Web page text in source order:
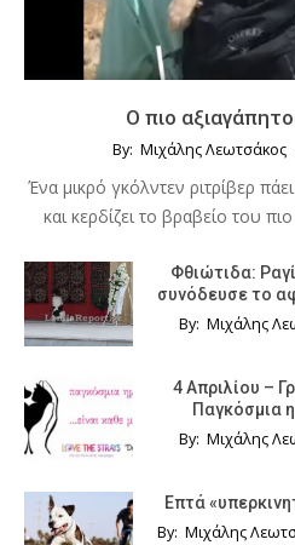
Ο πιο
By: Μιχάλης Λεωτσάκος
Ένα μικρό γκόλντεν ριτρίβερ
και κερδίζει το βραβείο του
Φθιώτιδα:
συνόδευσε το
By: Μιχάλης
4 Απριλίου –
Παγκόσμια
By: Μιχάλης
Επτά
By: Μιχάλης